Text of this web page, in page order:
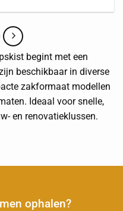
begint met een
beschikbaar in diverse
zakformaat modellen
Ideaal voor snelle,
en renovatieklussen.
ophalen?